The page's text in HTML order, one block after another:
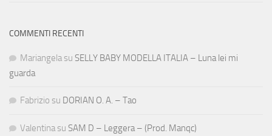
COMMENTI RECENTI
Mariangela su SELLY BABY MODELLA ITALIA – Luna lei mi
guarda
Fabrizio su DORIAN O. A. – Tao
Valentina su SAM D – Leggera – (Prod. Manqc)